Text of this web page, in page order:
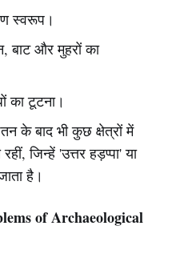
स्वरूप।
बाट और मुहरों का
का टूटना।
के बाद भी कुछ क्षेत्रों में
जिन्हें 'उत्तर हड़प्पा' या
है।
of Archaeological